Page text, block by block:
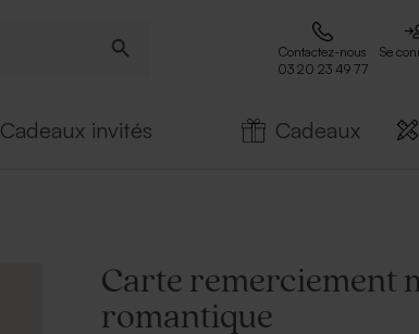
Contactez-nous
03 20 23 49 77
Se
Cadeaux invités Cadeaux
Carte remerciement
romantique